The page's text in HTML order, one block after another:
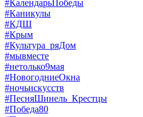
#КалендарьПобеды
#Каникулы
#КДШ
#Крым
#Культура_ряДом
#мывместе
#нетолько9мая
#НовогодниеОкна
#ночьискусств
#ПесняШинель_Крестцы
#Победа80